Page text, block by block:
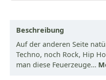
Beschreibung
Auf der anderen Seite
Techno, noch Rock, Hip
man diese Feuerzeuge…